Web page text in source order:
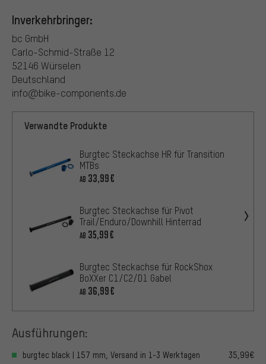
Inverkehrbringer:
bc GmbH
Carlo-Schmid-Straße 12
52146 Würselen
Deutschland
info@bike-components.de
Verwandte Produkte
Burgtec Steckachse HR für Transition
MTBs
AB 33,99€
Burgtec Steckachse für Pivot
Trail/Enduro/Downhill Hinterrad
AB 35,99€
Burgtec Steckachse für RockShox
BoXXer C1/C2/D1 Gabel
AB 36,99€
Ausführungen:
burgtec black | 157 mm, Versand in 1-3 Werktagen
35,99€